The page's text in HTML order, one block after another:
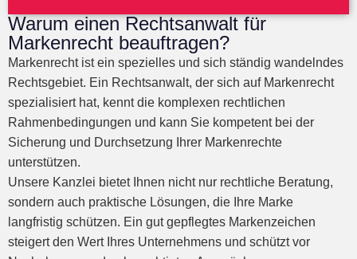
Warum einen Rechtsanwalt für
Markenrecht beauftragen?
Markenrecht ist ein spezielles und sich ständig wandelndes
Rechtsgebiet. Ein Rechtsanwalt, der sich auf Markenrecht
spezialisiert hat, kennt die komplexen rechtlichen
Rahmenbedingungen und kann Sie kompetent bei der
Sicherung und Durchsetzung Ihrer Markenrechte
unterstützen.
Unsere Kanzlei bietet Ihnen nicht nur rechtliche Beratung,
sondern auch praktische Lösungen, die Ihre Marke
langfristig schützen. Ein gut gepflegtes Markenzeichen
steigert den Wert Ihres Unternehmens und schützt vor